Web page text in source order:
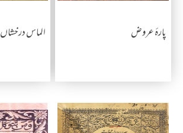
پارۂ عروض الماس درخشاں